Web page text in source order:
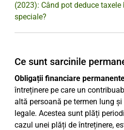
(2023): Când pot deduce
speciale?
Ce sunt sarcinile
Obligații financiare
întreținere pe care un
altă persoană pe termen lung
legale. Acestea sunt plăți
cazul unei plăți de întreținere,